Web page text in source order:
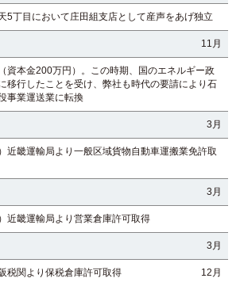
5丁目において庄田組支店として産声をあげ独立
11月
資本金200万円）。この時期、国のエネルギー政
移行したことを受け、弊社も時代の要請により石
事業運送業に転換
3月
近畿運輸局より一般区域貨物自動車運搬業免許取
3月
近畿運輸局より営業倉庫許可取得
3月
12月
税関より保税倉庫許可取得